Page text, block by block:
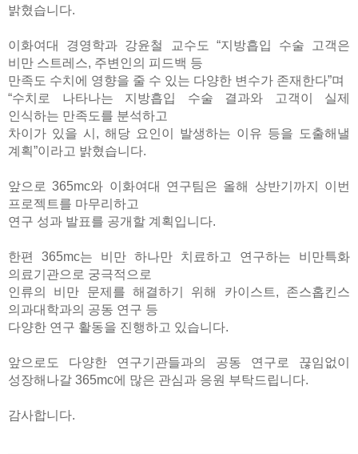
밝혔습니다.
이화여대 경영학과 강윤철 교수도
“지방흡입 수술 고객은
비만 스트레스, 주변인의 피드백 등
만족도 수치에 영향을 줄 수 있는 다양한 변수가 존재한다”며
“수치로 나타나는 지방흡입 수술 결과와 고객이 실제
인식하는 만족도를 분석하고
차이가 있을 시 , 해당 요인이 발생하는 이유 등을 도출해낼
계획”이라고 밝혔습니다.
앞으로 365mc와 이화여대 연구팀은 올해 상반기까지 이번
프로젝트를 마무리하고
연구 성과 발표를 공개할 계획입니다.
한편 365mc는 비만 하나만 치료하고 연구하는 비만특화
의료기관으로 궁극적으로
인류의 비만 문제를 해결하기 위해 카이스트 , 존스홉킨스
의과대학과의 공동 연구 등
다양한 연구 활동을 진행하고 있습니다.
앞으로도 다양한 연구기관들과의 공동 연구로 끊임없이
성장해나갈 365mc에 많은 관심과 응원 부탁드립니다.
감사합니다.